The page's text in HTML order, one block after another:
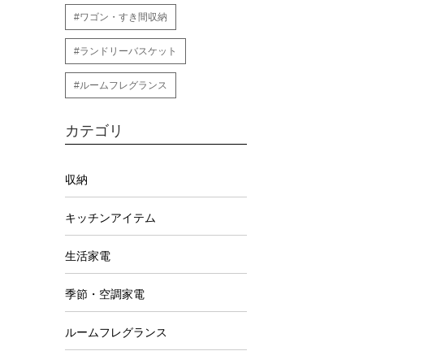
#ワゴン・すき間収納
#ランドリーバスケット
#ルームフレグランス
カテゴリ
収納
キッチンアイテム
生活家電
季節・空調家電
ルームフレグランス